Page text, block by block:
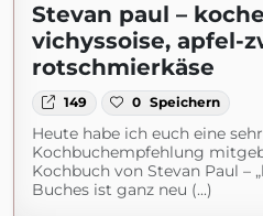
Stevan paul –
vichyssoise, apfel-
rotschmierkäse
149 0 Speichern
Heute habe ich euch eine
Kochbuchempfehlung
Kochbuch von Stevan Paul –
Buches ist ganz neu (...)